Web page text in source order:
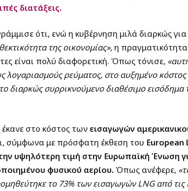
διατάξεις.
ότι, ενώ η κυβέρνηση μιλά διαρκώς για
της οικονομίας»,η
είναι πολύ διαφορετική. Όπως τόνισε,
λογαριασμούς ρεύματος, στο αυξημένο
διαρκώς συρρικνούμενο διαθέσιμο εισόδημα
στο κόστος των εισαγωγών
σύμφωνα με πρόσφατη έκθεση του European
υψηλότερη τιμή στην Ευρωπαϊκή Ένωση
φυσικού αερίου.Όπως ανέφερε,
το 73% των εισαγωγών LNG από